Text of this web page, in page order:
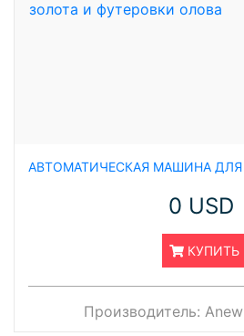
0 USD
КУПИТЬ
Производитель: